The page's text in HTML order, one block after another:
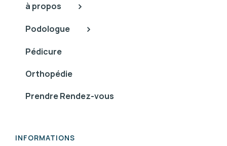
à propos
Podologue
Pédicure
Orthopédie
Prendre Rendez-vous
INFORMATIONS